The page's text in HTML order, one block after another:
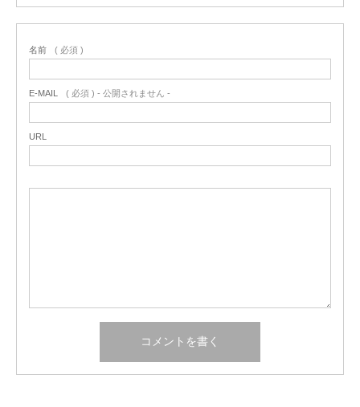
名前 ( 必須 )
E-MAIL ( 必須 ) - 公開されません -
URL